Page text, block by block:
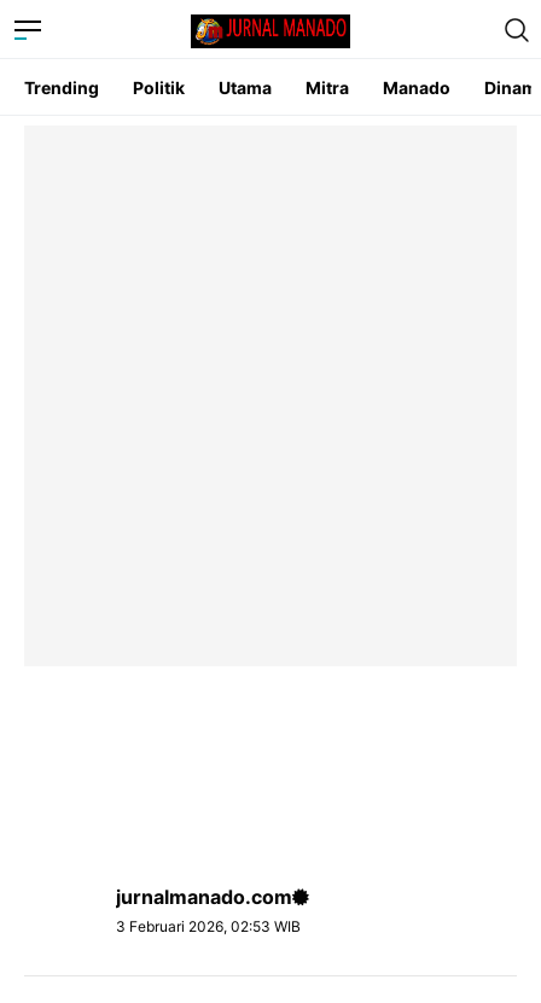
Trending Politik Utama Mitra Manado
jurnalmanado.com
3 Februari 2026, 02:53 WIB